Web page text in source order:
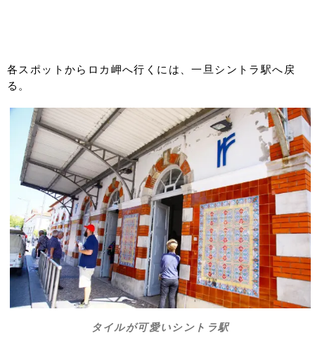
各スポットからロカ岬へ行くには、一旦シントラ駅へ戻
る。
タイルが可愛いシントラ駅